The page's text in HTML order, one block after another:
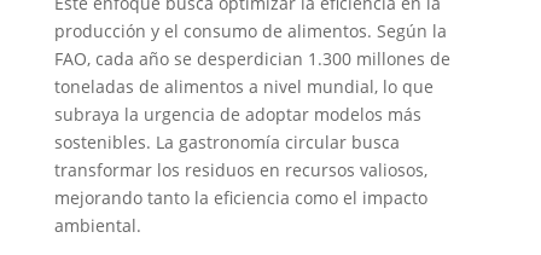
producción y el consumo de alimentos. Según la
FAO, cada año se desperdician 1.300 millones de
toneladas de alimentos a nivel mundial, lo que
subraya la urgencia de adoptar modelos más
sostenibles. La gastronomía circular busca
transformar los residuos en recursos valiosos,
mejorando tanto la eficiencia como el impacto
ambiental.